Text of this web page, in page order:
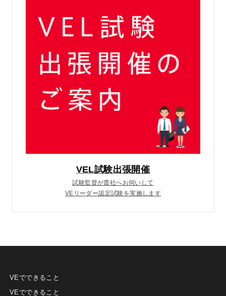
VEL試験出張開催
試験監督が貴社へお伺いして
VEリーダー認定試験を実施します
VEでできること
VEでできること